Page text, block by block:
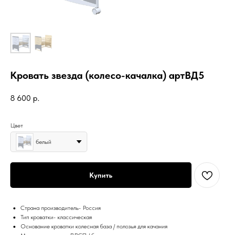
Кровать звезда (колесо-качалка) артВД5
8 600 р.
Цвет
белый
Купить
Страна производитель- Россия
Тип кроватки- классическая
Основание кроватки колесная база / полозья для качания